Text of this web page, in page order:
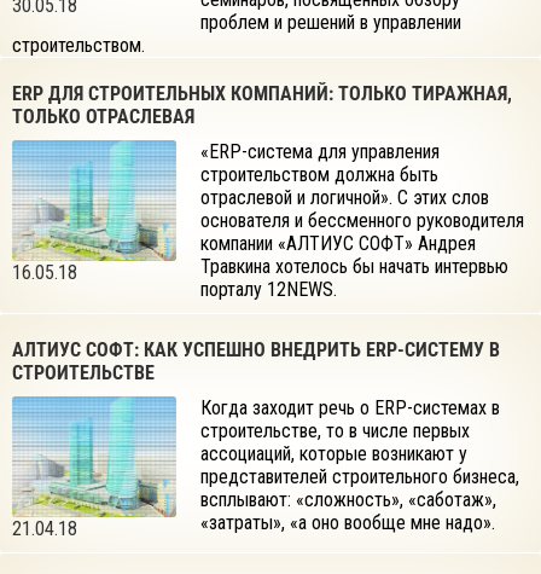
30.05.18
проблем и решений в управлении
строительством.
ERP ДЛЯ СТРОИТЕЛЬНЫХ КОМПАНИЙ: ТОЛЬКО ТИРАЖНАЯ,
ТОЛЬКО ОТРАСЛЕВАЯ
16.05.18
«ERP-система для управления
строительством должна быть
отраслевой и логичной». С этих слов
основателя и бессменного руководителя
компании «АЛТИУС СОФТ» Андрея
Травкина хотелось бы начать интервью
порталу 12NEWS.
АЛТИУС СОФТ: КАК УСПЕШНО ВНЕДРИТЬ ERP-СИСТЕМУ В
СТРОИТЕЛЬСТВЕ
21.04.18
Когда заходит речь о ERP-системах в
строительстве, то в числе первых
ассоциаций, которые возникают у
представителей строительного бизнеса,
всплывают: «сложность», «саботаж»,
«затраты», «а оно вообще мне надо».